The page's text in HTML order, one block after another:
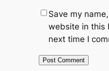
Save my
website in this
next time I